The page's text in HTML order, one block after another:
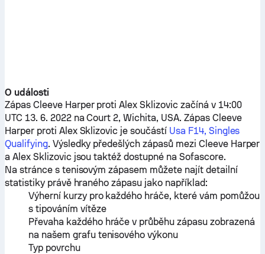
O události
Zápas Cleeve HarperprotiAlex Sklizoviczačíná v 14:00
UTC 13. 6. 2022 na Court 2, Wichita, USA. Zápas Cleeve
Harperproti Alex Sklizovic je součástí Usa F14, Singles
Qualifying. Výsledky předešlých zápasů mezi Cleeve Harper
a Alex Sklizovicjsou taktéž dostupné na Sofascore.
Na stránce s tenisovým zápasem můžete najít detailní
statistiky právě hraného zápasu jako například:
Výherní kurzy pro každého hráče, které vám pomůžou
s tipováním vítěze
Převaha každého hráče v průběhu zápasu zobrazená
na našem grafu tenisového výkonu
Typ povrchu